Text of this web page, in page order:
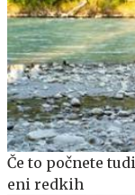
Če to počnete
eni redkih